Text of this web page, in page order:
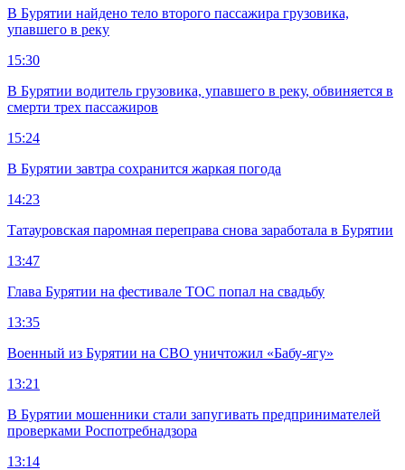
В Бурятии найдено тело второго пассажира грузовика,
упавшего в реку
15:30
В Бурятии водитель грузовика, упавшего в реку, обвиняется в
смерти трех пассажиров
15:24
В Бурятии завтра сохранится жаркая погода
14:23
Татауровская паромная переправа снова заработала в Бурятии
13:47
Глава Бурятии на фестивале ТОС попал на свадьбу
13:35
Военный из Бурятии на СВО уничтожил «Бабу-ягу»
13:21
В Бурятии мошенники стали запугивать предпринимателей
проверками Роспотребнадзора
13:14